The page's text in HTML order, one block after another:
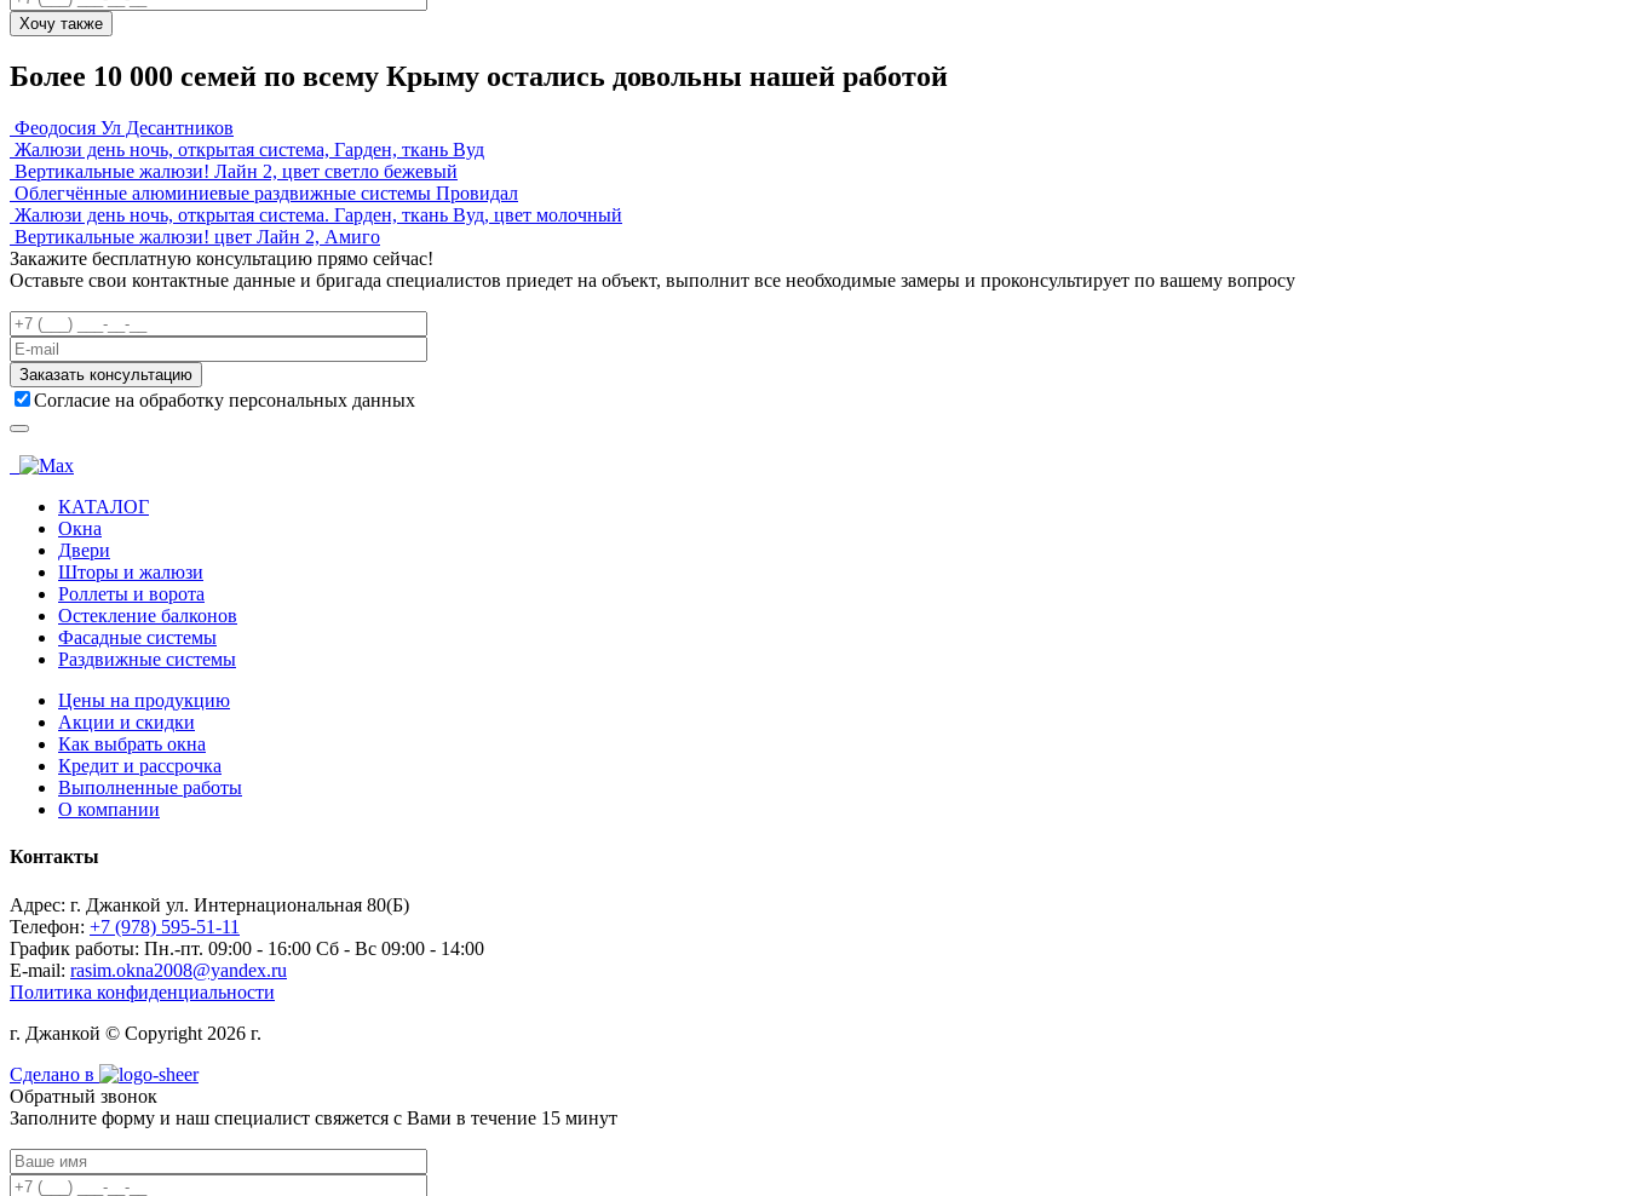
Более 10 000 семей по всему Крыму остались довольны нашей работой
Феодосия Ул Десантников
Жалюзи день ночь, открытая система, Гарден, ткань Вуд
Вертикальные жалюзи! Лайн 2, цвет светло бежевый
Облегчённые алюминиевые раздвижные системы Провидал
Жалюзи день ночь, открытая система. Гарден, ткань Вуд, цвет молочный
Вертикальные жалюзи! цвет Лайн 2, Амиго
Закажите бесплатную консультацию прямо сейчас!
Оставьте свои контактные данные и бригада специалистов приедет на объект, выполнит все необходимые замеры и проконсультирует по вашему вопросу
Согласие на обработку персональных данных
КАТАЛОГ
Окна
Двери
Шторы и жалюзи
Роллеты и ворота
Остекление балконов
Фасадные системы
Раздвижные системы
Цены на продукцию
Акции и скидки
Как выбрать окна
Кредит и рассрочка
Выполненные работы
О компании
Контакты
Адрес: г. Джанкой ул. Интернациональная 80(Б)
Телефон: +7 (978) 595-51-11
График работы: Пн.-пт. 09:00 - 16:00 Сб - Вс 09:00 - 14:00
E-mail: rasim.okna2008@yandex.ru
Политика конфиденциальности
г. Джанкой © Copyright 2026 г.
Сделано в
Обратный звонок
Заполните форму и наш специалист свяжется с Вами в течение 15 минут